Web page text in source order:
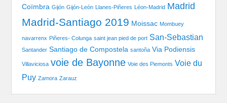
Coïmbra Gijón Gijón-León Llanes-Piñeres Léon-Madrid Madrid
Madrid-Santiago 2019 Moissac Mombuey
navarrenx Piñeres- Colunga saint jean pied de port San-Sebastian
Santander Santiago de Compostela santoña Via Podiensis
Villaviciosa voie de Bayonne Voie des Piemonts Voie du
Puy Zamora Zarauz